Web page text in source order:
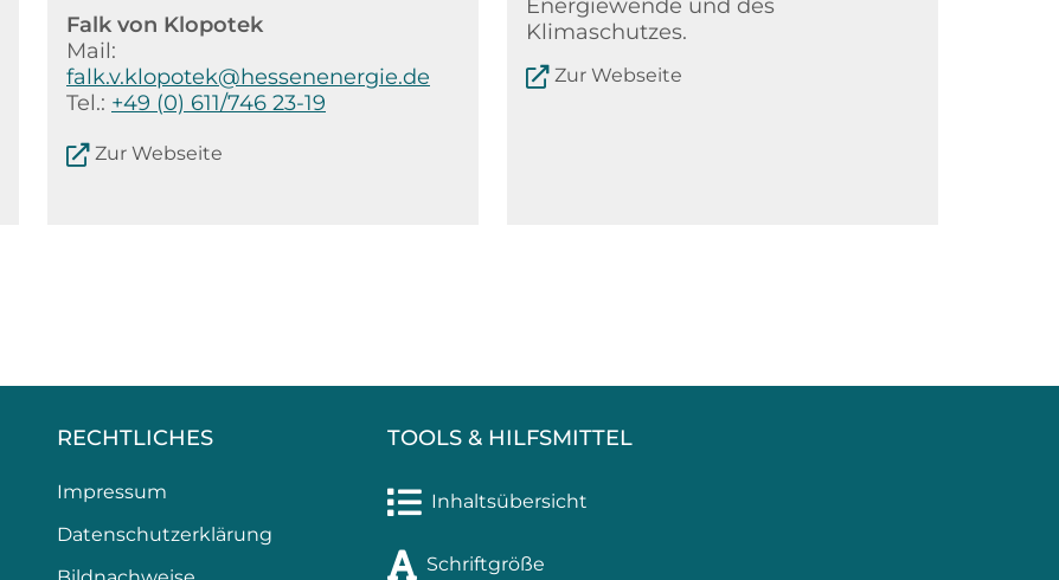
Falk von Klopotek
Mail:
falk.v.klopotek@hessenenergie.de
Tel.: +49 (0) 611/746 23-19
Zur Webseite
Energiewende und des
Klimaschutzes.
Zur Webseite
RECHTLICHES
Impressum
Datenschutzerklärung
TOOLS & HILFSMITTEL
Inhaltsübersicht
Schriftgröße